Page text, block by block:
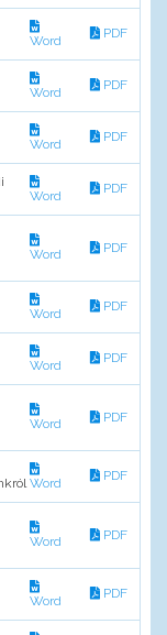
Word PDF
Word PDF
Word PDF
Word PDF
Word PDF
Word PDF
Word PDF
Word PDF
Word PDF
Word PDF
Word PDF